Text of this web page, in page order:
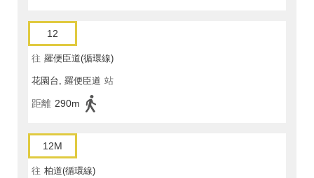
12
往 羅便臣道(循環線)
花園台, 羅便臣道 站
距離 290m
12M
往 柏道(循環線)